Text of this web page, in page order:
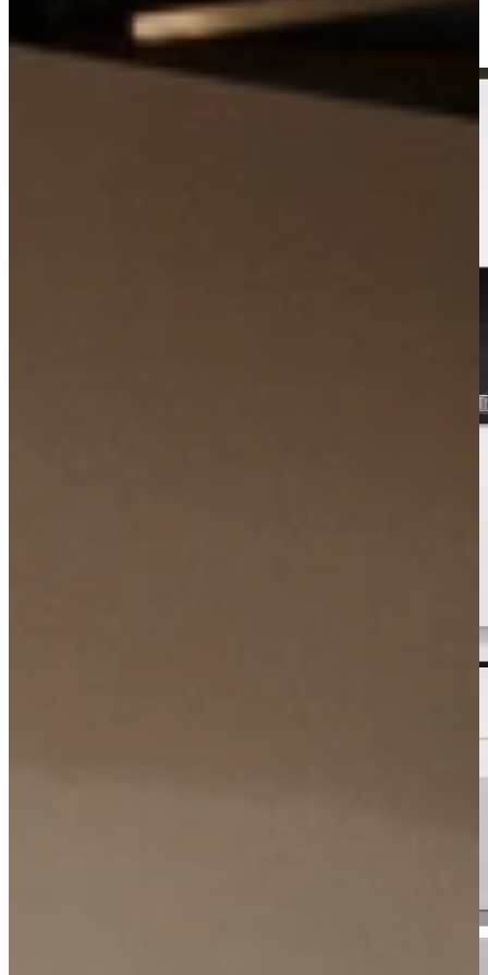
Kom langs in onze showroom, of maak gratis een afspraak